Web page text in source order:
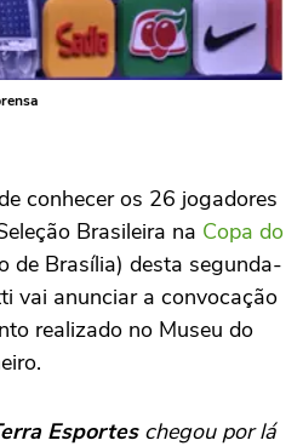
conhecer os 26 jogadores
Brasileira na Copa do
de Brasília) desta segunda-
vai anunciar a convocação
realizado no Museu do
Esporteschegou por lá